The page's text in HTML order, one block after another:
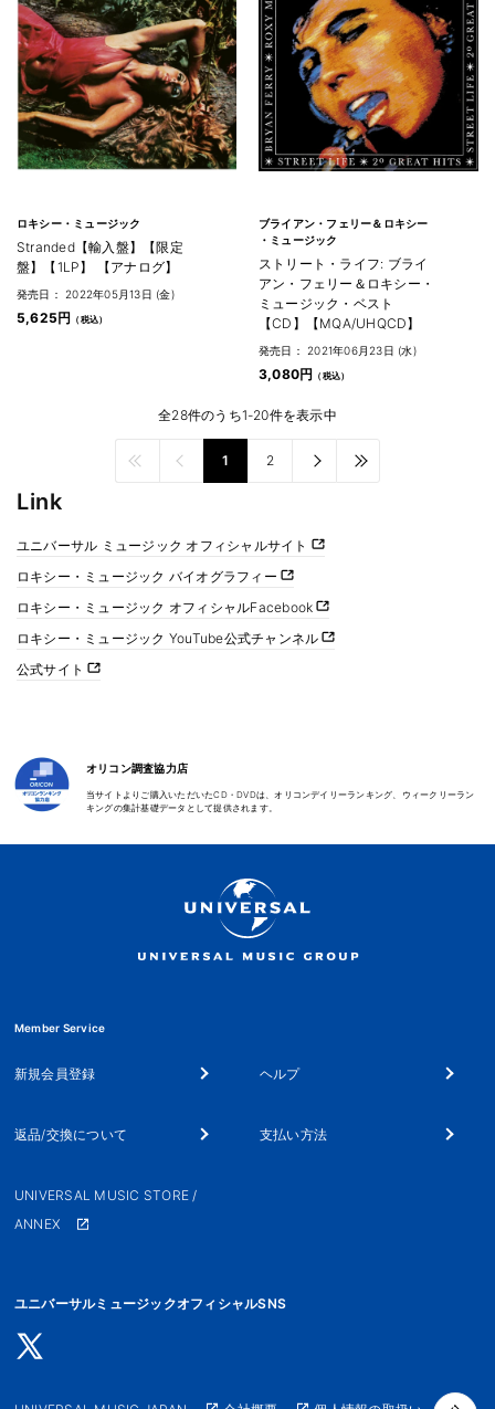
ロキシー・ミュージック
Stranded【輸入盤】【限定
盤】【1LP】 【アナログ】
発売日： 2022年05月13日 (金)
5,625円
ブライアン・フェリー＆ロキシー
・ミュージック
ストリート・ライフ: ブライ
アン・フェリー＆ロキシー・
ミュージック・ベスト
【CD】【MQA/UHQCD】
発売日： 2021年06月23日 (水)
3,080円
全28件のうち1-20件を表示中
1 2
Link
ユニバーサル ミュージック オフィシャルサイト
ロキシー・ミュージック バイオグラフィー
ロキシー・ミュージック オフィシャルFacebook
ロキシー・ミュージック YouTube公式チャンネル
公式サイト
オリコン調査協力店
当サイトよりご購入いただいたCD・DVDは、オリコンデイリーランキング、ウィークリーラン
キングの集計基礎データとして提供されます。
Member Service
新規会員登録 ヘルプ
返品/交換について 支払い方法
UNIVERSAL MUSIC STORE /
ANNEX
ユニバーサルミュージックオフィシャルSNS